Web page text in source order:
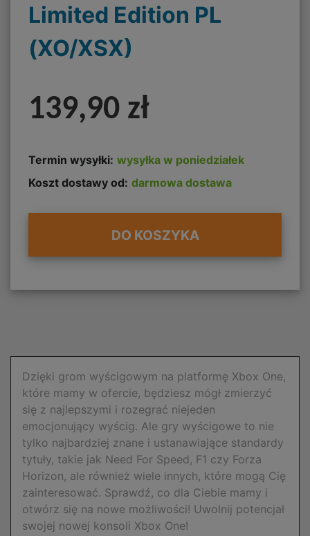
Limited Edition PL
(XO/XSX)
139,90 zł
Termin wysyłki: wysyłka w poniedziałek
Koszt dostawy od: darmowa dostawa
DO KOSZYKA
Dzięki grom wyścigowym na platformę Xbox One,
które mamy w ofercie, będziesz mógł zmierzyć
się z najlepszymi i rozegrać niejeden
emocjonujący wyścig. Ale gry wyścigowe to nie
tylko najbardziej znane i ustanawiające standardy
tytuły, takie jak Need For Speed, F1 czy Forza
Horizon, ale również wiele innych, które mogą Cię
zainteresować. Sprawdź, co dla Ciebie mamy i
otwórz się na nowe możliwości! Uwolnij potencjał
swojej nowej konsoli Xbox One!